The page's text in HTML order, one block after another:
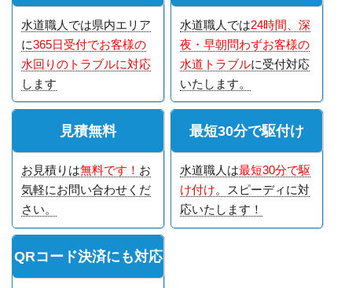
水道職人では県内エリア
に365日受付でお客様の
水回りのトラブルに対応
します
水道職人では24時間、深
夜・早朝問わずお客様の
水道トラブルに受付対応
いたします。
見積無料
お見積りは無料です！ お
気軽にお問い合わせくだ
さい。
最短30分で駆付け
水道職人は最短30分で駆
け付け。スピーディに対
応いたします！
QRコード決済にも対応